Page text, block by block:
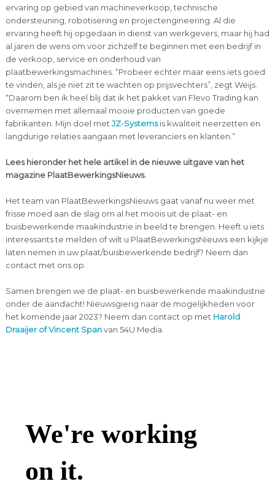
ervaring op gebied van machineverkoop, technische
ondersteuning, robotisering en projectengineering. Al die
ervaring heeft hij opgedaan in dienst van werkgevers, maar hij had
al jaren de wens om voor zichzelf te beginnen met een bedrijf in
de verkoop, service en onderhoud van
plaatbewerkingsmachines. “Probeer echter maar eens iets goed
te vinden, als je niet zit te wachten op prijsvechters”, zegt Weijs.
“Daarom ben ik heel blij dat ik het pakket van Flevo Trading kan
overnemen met allemaal mooie producten van goede
fabrikanten. Mijn doel met JZ-Systemsis kwaliteit neerzetten en
langdurige relaties aangaan met leveranciers en klanten.”
Lees hieronder het hele artikel in de nieuwe uitgave van het
magazine PlaatBewerkingsNieuws.
Het team van PlaatBewerkingsNieuws gaat vanaf nu weer met
frisse moed aan de slag om al het moois uit de plaat- en
buisbewerkende maakindustrie in beeld te brengen. Heeft u iets
interessants te melden of wilt u PlaatBewerkingsNieuws een kijkje
laten nemen in uw plaat/buisbewerkende bedrijf? Neem dan
contact met ons op.
Samen brengen we de plaat- en buisbewerkende maakindustrie
onder de aandacht! Nieuwsgierig naar de mogelijkheden voor
het komende jaar 2023? Neem dan contact op met Harold
Draaijer of Vincent Spanvan 54U Media.